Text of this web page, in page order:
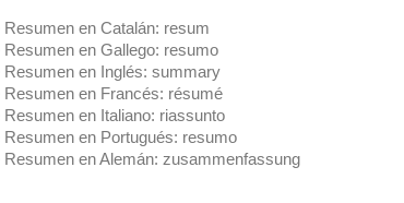
en Catalán: resum
en Gallego: resumo
en Inglés: summary
en Francés: résumé
en Italiano: riassunto
en Portugués: resumo
en Alemán: zusammenfassung